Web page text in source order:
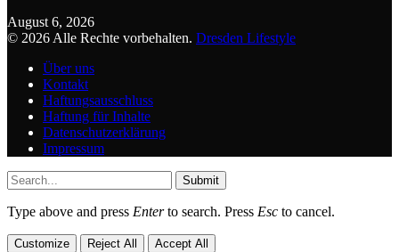
August 6, 2026
© 2026 Alle Rechte vorbehalten. Dresden Lifestyle
Über uns
Kontakt
Haftungsausschluss
Haftung für Inhalte
Datenschutzerklärung
Impressum
Submit
Type above and press Enterto search. Press Esc to cancel.
Customize Reject All Accept All